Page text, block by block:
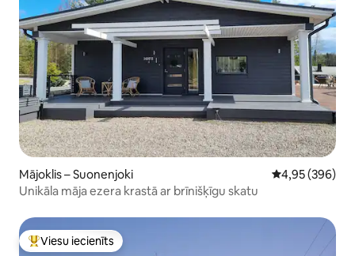
Mājoklis – Suonenjoki Vidējais
4,95 (396)
Unikāla māja ezera krastā ar brīnišķīgu skatu
Populārs viesu iecienīts mājoklis
Viesu iecienīts